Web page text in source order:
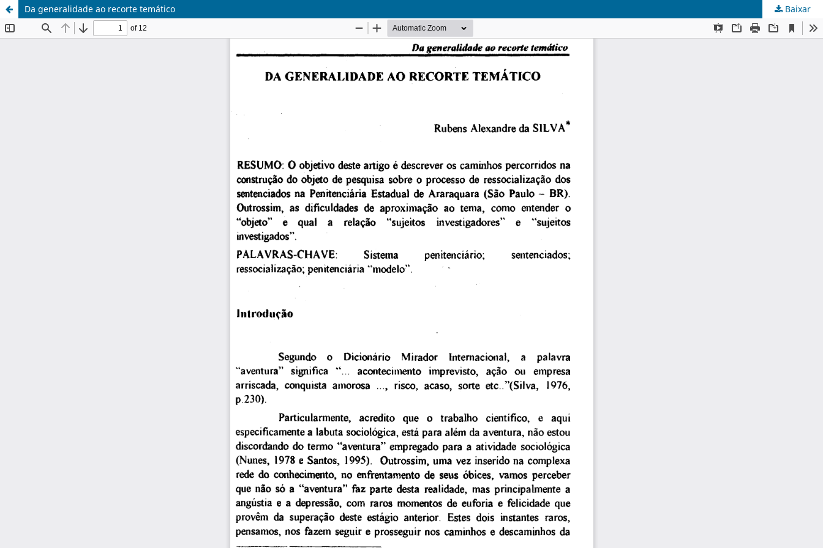
Da generalidade ao recorte temático Baixar